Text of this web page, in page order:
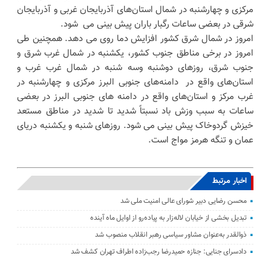
مرکزی و چهارشنبه در شمال استان‌های آذربایجان غربی و آذربایجان
شرقی در بعضی ساعات رگبار باران پیش بینی می شود.
امروز در شمال شرق کشور افزایش دما روی می دهد. همچنین طی
امروز در برخی مناطق جنوب کشور، یکشنبه در شمال غرب شرق و
جنوب شرق، روزهای دوشنبه وسه شنبه در شمال غرب غرب و
استان‌های واقع در دامنه‌های جنوبی البرز مرکزی و چهارشنبه در
غرب مرکز و استان‌های واقع در دامنه های جنوبی البرز در بعضی
ساعات به سبب وزش باد نسبتاً شدید تا شدید در مناطق مستعد
خیزش گردوخاک پیش بینی می شود. روزهای شنبه و یکشنبه دریای
عمان و تنگه هرمز مواج است.
اخبار مرتبط
محسن رضایی دبیر شورای عالی امنیت ملی شد
تبدیل بخشی از خیابان لاله‌زار به پیاده‌رو از اوایل ماه آینده
ذوالقدر به‌عنوان مشاور سیاسی رهبر انقلاب منصوب شد
دادسرای جنایی: جنازه حمیدرضا رجب‌زاده اطراف تهران کشف شد